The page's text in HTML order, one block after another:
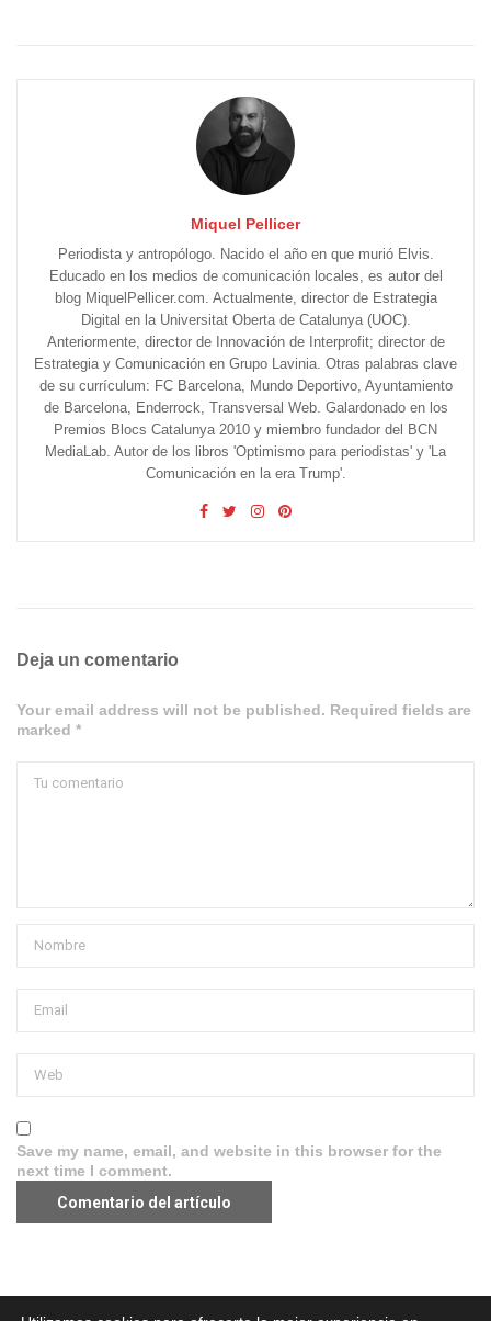
Miquel Pellicer
Periodista y antropólogo. Nacido el año en que murió Elvis.
Educado en los medios de comunicación locales, es autor del
blog MiquelPellicer.com. Actualmente, director de Estrategia
Digital en la Universitat Oberta de Catalunya (UOC).
Anteriormente, director de Innovación de Interprofit; director de
Estrategia y Comunicación en Grupo Lavinia. Otras palabras clave
de su currículum: FC Barcelona, Mundo Deportivo, Ayuntamiento
de Barcelona, Enderrock, Transversal Web. Galardonado en los
Premios Blocs Catalunya 2010 y miembro fundador del BCN
MediaLab. Autor de los libros 'Optimismo para periodistas' y 'La
Comunicación en la era Trump'.
Deja un comentario
Your email address will not be published. Required fields are
marked *
Save my name, email, and website in this browser for the
next time I comment.
Aviso legal·Política de Privacidad·Política de Cookies